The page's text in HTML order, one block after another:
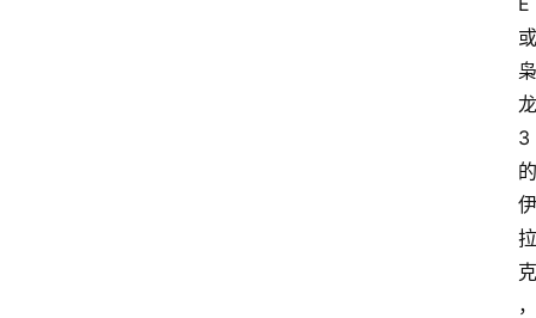
或
枭
龙
3
的
伊
拉
克
，